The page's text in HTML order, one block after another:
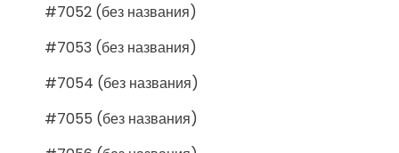
#7052 (без названия)
#7053 (без названия)
#7054 (без названия)
#7055 (без названия)